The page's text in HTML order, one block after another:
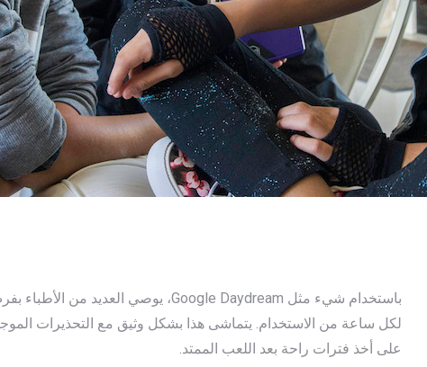
على أخذ فترات راحة بعد اللعب الممتد.